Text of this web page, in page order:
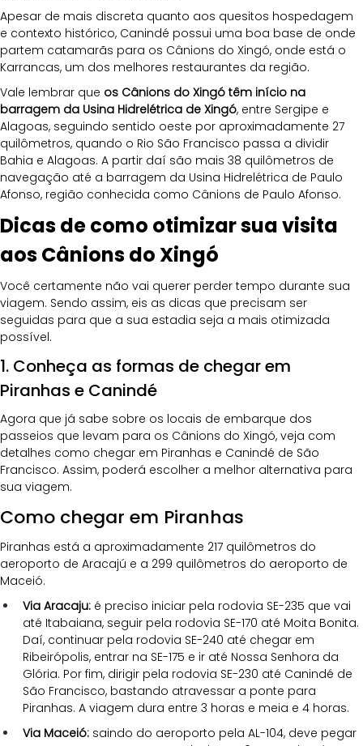
Apesar de mais discreta quanto aos quesitos hospedagem
e contexto histórico, Canindé possui uma boa base de onde
partem catamarãs para os Cânions do Xingó, onde está o
Karrancas, um dos melhores restaurantes da região.
Vale lembrar que os Cânions do Xingó têm início na
barragem da Usina Hidrelétrica de Xingó, entre Sergipe e
Alagoas, seguindo sentido oeste por aproximadamente 27
quilômetros, quando o Rio São Francisco passa a dividir
Bahia e Alagoas. A partir daí são mais 38 quilômetros de
navegação até a barragem da Usina Hidrelétrica de Paulo
Afonso, região conhecida como Cânions de Paulo Afonso.
Dicas de como otimizar sua visita
aos Cânions do Xingó
Você certamente não vai querer perder tempo durante sua
viagem. Sendo assim, eis as dicas que precisam ser
seguidas para que a sua estadia seja a mais otimizada
possível.
1. Conheça as formas de chegar em
Piranhas e Canindé
Agora que já sabe sobre os locais de embarque dos
passeios que levam para os Cânions do Xingó, veja com
detalhes como chegar em Piranhas e Canindé de São
Francisco. Assim, poderá escolher a melhor alternativa para
sua viagem.
Como chegar em Piranhas
Piranhas está a aproximadamente 217 quilômetros do
aeroporto de Aracajú e a 299 quilômetros do aeroporto de
Maceió.
Via Aracaju: é preciso iniciar pela rodovia SE-235 que vai
até Itabaiana, seguir pela rodovia SE-170 até Moita Bonita.
Daí, continuar pela rodovia SE-240 até chegar em
Ribeirópolis, entrar na SE-175 e ir até Nossa Senhora da
Glória. Por fim, dirigir pela rodovia SE-230 até Canindé de
São Francisco, bastando atravessar a ponte para
Piranhas. A viagem dura entre 3 horas e meia e 4 horas.
Via Maceió: saindo do aeroporto pela AL-104, deve pegar